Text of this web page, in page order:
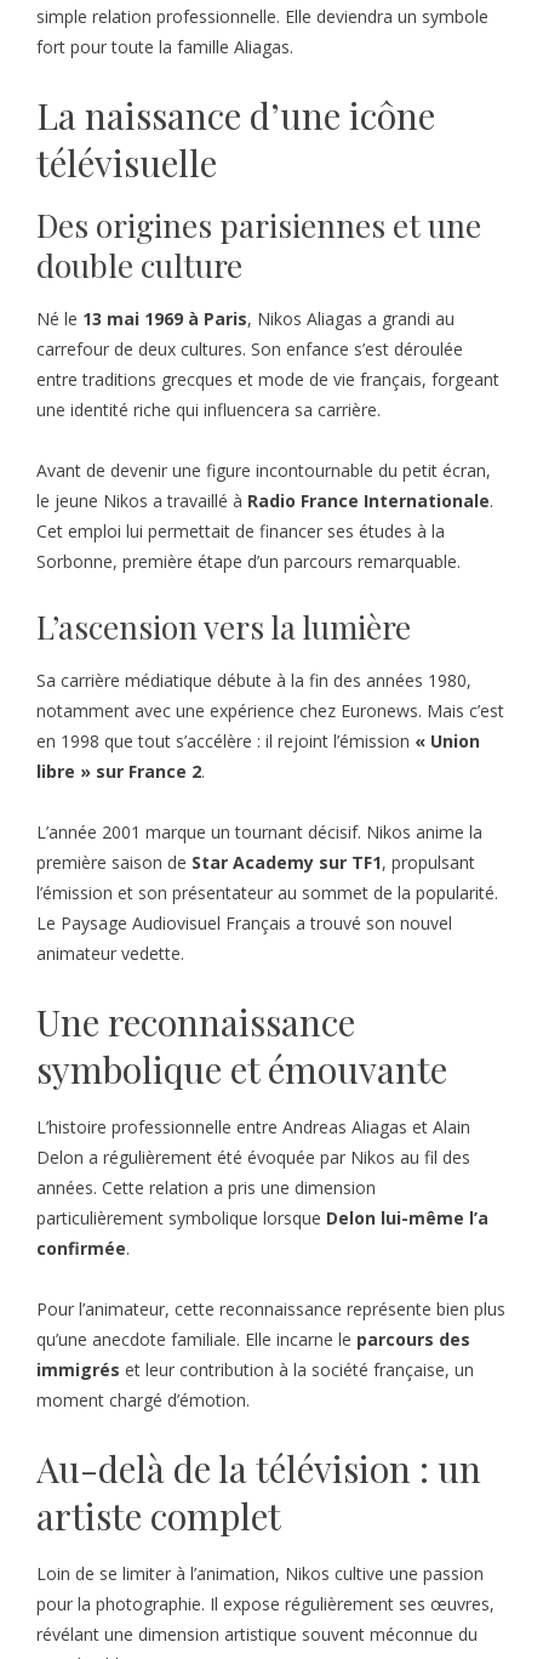
simple relation professionnelle. Elle deviendra un symbole
fort pour toute la famille Aliagas.
La naissance d’une icône
télévisuelle
Des origines parisiennes et une
double culture
Né le 13 mai 1969 à Paris, Nikos Aliagas a grandi au
carrefour de deux cultures. Son enfance s’est déroulée
entre traditions grecques et mode de vie français, forgeant
une identité riche qui influencera sa carrière.
Avant de devenir une figure incontournable du petit écran,
le jeune Nikos a travaillé à Radio France Internationale.
Cet emploi lui permettait de financer ses études à la
Sorbonne, première étape d’un parcours remarquable.
L’ascension vers la lumière
Sa carrière médiatique débute à la fin des années 1980,
notamment avec une expérience chez Euronews. Mais c’est
en 1998 que tout s’accélère : il rejoint l’émission « Union
libre » sur France 2.
L’année 2001 marque un tournant décisif. Nikos anime la
première saison de Star Academy sur TF1, propulsant
l’émission et son présentateur au sommet de la popularité.
Le Paysage Audiovisuel Français a trouvé son nouvel
animateur vedette.
Une reconnaissance
symbolique et émouvante
L’histoire professionnelle entre Andreas Aliagas et Alain
Delon a régulièrement été évoquée par Nikos au fil des
années. Cette relation a pris une dimension
particulièrement symbolique lorsque Delon lui-même l’a
confirmée.
Pour l’animateur, cette reconnaissance représente bien plus
qu’une anecdote familiale. Elle incarne le parcours des
immigrés et leur contribution à la société française, un
moment chargé d’émotion.
Au-delà de la télévision : un
artiste complet
Loin de se limiter à l’animation, Nikos cultive une passion
pour la photographie. Il expose régulièrement ses œuvres,
révélant une dimension artistique souvent méconnue du